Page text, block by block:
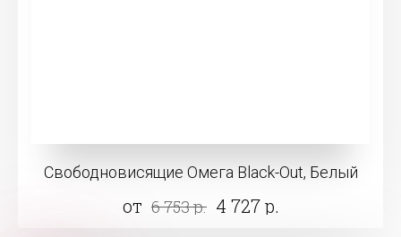
Свободновисящие Омега Black-Out, Белый
от 6 753 р. 4 727 р.